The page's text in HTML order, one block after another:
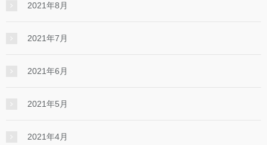
2021年8月
2021年7月
2021年6月
2021年5月
2021年4月